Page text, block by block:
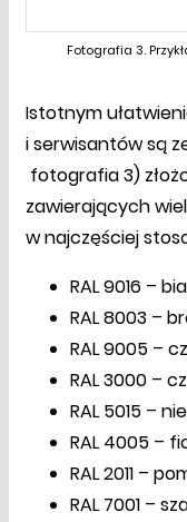
Fotografia 3.
Istotnym
i serwisantów są
fotografia 3)
zawierających
w najczęściej
RAL 9016 –
RAL 8003 –
RAL 9005 –
RAL 3000 –
RAL 5015 –
RAL 4005 –
RAL 2011 –
RAL 7001 –